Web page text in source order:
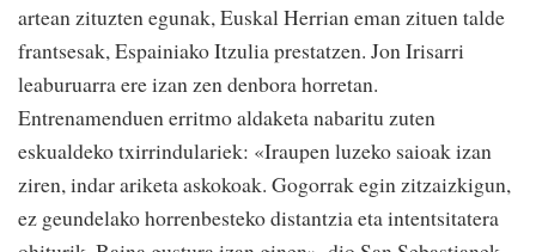
artean zituzten egunak, Euskal Herrian eman zituen talde
frantsesak, Espainiako Itzulia prestatzen. Jon Irisarri
leaburuarra ere izan zen denbora horretan.
Entrenamenduen erritmo aldaketa nabaritu zuten
eskualdeko txirrindulariek: «Iraupen luzeko saioak izan
ziren, indar ariketa askokoak. Gogorrak egin zitzaizkigun,
ez geundelako horrenbesteko distantzia eta intentsitatera